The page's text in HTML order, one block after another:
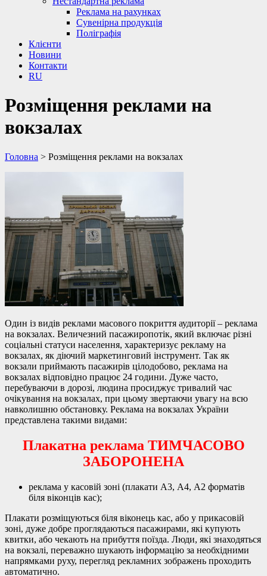
Реклама на рахунках
Сувенірна продукція
Поліграфія
Клієнти
Новини
Контакти
RU
Розміщення реклами на
вокзалах
Головна > Розміщення реклами на вокзалах
Один із видів реклами масового покриття аудиторії – реклама
на вокзалах. Величезний пасажиропотік, який включає різні
соціальні статуси населення, характеризує рекламу на
вокзалах, як діючий маркетинговий інструмент. Так як
вокзали приймають пасажирів цілодобово, реклама на
вокзалах відповідно працює 24 години. Дуже часто,
перебуваючи в дорозі, людина просиджує тривалий час
очікування на вокзалах, при цьому звертаючи увагу на всю
навколишню обстановку. Реклама на вокзалах України
представлена ​​такими видами:
Плакатна реклама ТИМЧАСОВО
ЗАБОРОНЕНА
реклама у касовій зоні (плакати А3, А4, А2 форматів
біля віконців кас);
Плакати розміщуються біля віконець кас, або у прикасовій
зоні, дуже добре проглядаються пасажирами, які купують
квитки, або чекають на прибуття поїзда. Люди, які знаходяться
на вокзалі, переважно шукають інформацію за необхідними
напрямками руху, перегляд рекламних зображень проходить
автоматично.